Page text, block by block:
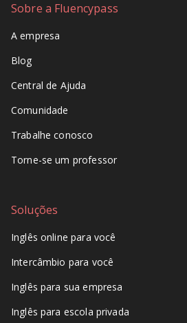
Sobre a Fluencypass
A empresa
Blog
Central de Ajuda
Comunidade
Trabalhe conosco
Torne-se um professor
Soluções
Inglês online para você
Intercâmbio para você
Inglês para sua empresa
Inglês para escola privada